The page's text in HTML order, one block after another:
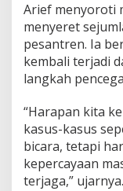
Arief menyoroti
menyeret
pesantren. Ia
kembali terjadi
langkah
“Harapan kita
kasus-kasus
bicara, tetapi
kepercayaan
terjaga,” ujarnya.